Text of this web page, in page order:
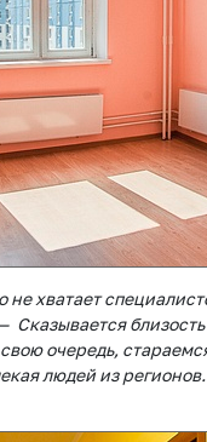
хватает
Сказывается
очередь,
людей из